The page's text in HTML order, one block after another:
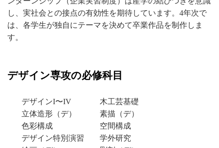
し、実社会との接点の有効性を期待しています。4年次で
は、各学生が独自にテーマを決めて卒業作品を制作しま
す。
デザイン専攻の必修科目
デザインI〜IV
木工芸基礎
立体造形（デ）
素描（デ）
色彩構成
空間構成
デザイン特別演習
学外研究